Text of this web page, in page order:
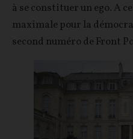
à se constituer un ego. A
maximale pour la
second numéro de Front